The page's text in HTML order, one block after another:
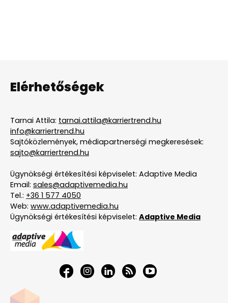
Elérhetőségek
Tarnai Attila: tarnai.attila@karriertrend.hu
info@karriertrend.hu
Sajtóközlemények, médiapartnerségi megkeresések:
sajto@karriertrend.hu
Ügynökségi értékesítési képviselet: Adaptive Media
Email: sales@adaptivemedia.hu
Tel.: +36 1 577 4050
Web: www.adaptivemedia.hu
Ügynökségi értékesítési képviselet: Adaptive Media